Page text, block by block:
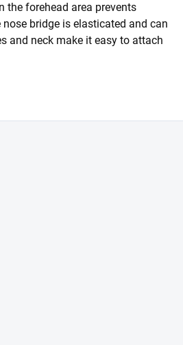
the forehead area prevents
bridge is elasticated and can
and neck make it easy to attach